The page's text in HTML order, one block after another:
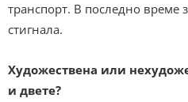
транспорт. В последно време
стигнала.
Художествена или
и двете?